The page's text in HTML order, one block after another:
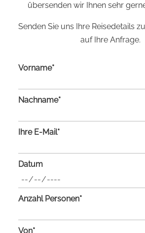
übersenden wir Ihnen sehr
Senden Sie uns Ihre Reisedetails
auf Ihre Anfrage.
Vorname*
Nachname*
Ihre E-Mail*
Datum
Anzahl Personen*
Von*